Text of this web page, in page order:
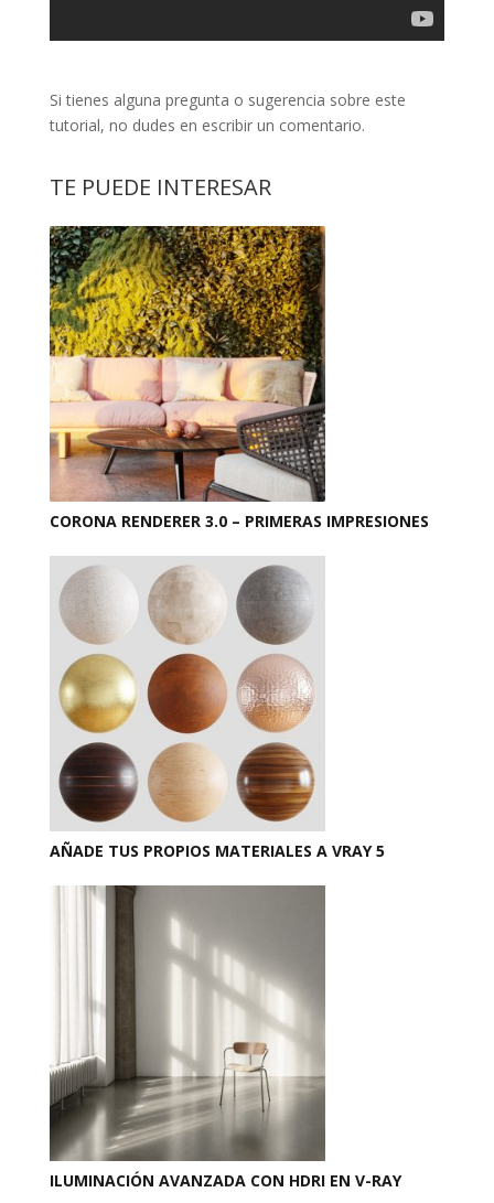
Si tienes alguna pregunta o sugerencia sobre este
tutorial, no dudes en escribir un comentario.
TE PUEDE INTERESAR
CORONA RENDERER 3.0 – PRIMERAS IMPRESIONES
AÑADE TUS PROPIOS MATERIALES A VRAY 5
ILUMINACIÓN AVANZADA CON HDRI EN V-RAY